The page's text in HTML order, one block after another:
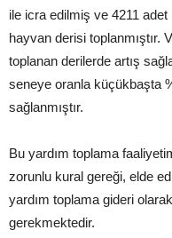
ile icra edilmiş ve 4211
hayvan derisi toplanmıştır.
toplanan derilerde artış
seneye oranla küçükbaşta
sağlanmıştır.
Bu yardım toplama
zorunlu kural gereği, elde
yardım toplama gideri
gerekmektedir.